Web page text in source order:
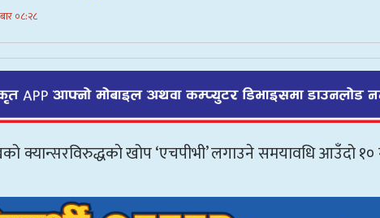
०८:२८
क्यान्सरविरुद्धकाे खोप ‘एचपीभी’ लगाउने समयावधि आउँदो